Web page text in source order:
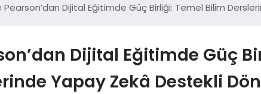
Pearson’dan Dijital Eğitimde Güç Birliği: Temel Bilim
Dijital Eğitimde Güç
Yapay Zekâ Destekli